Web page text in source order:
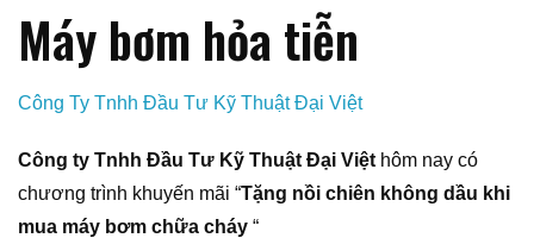
Máy bơm hỏa tiễn
Công Ty Tnhh Đầu Tư Kỹ Thuật Đại Việt
Công ty Tnhh Đầu Tư Kỹ Thuật Đại Việt hôm nay có
chương trình khuyến mãi “Tặng nồi chiên không dầu khi
mua máy bơm chữa cháy “